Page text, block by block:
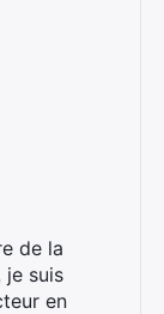
de la
je suis
en